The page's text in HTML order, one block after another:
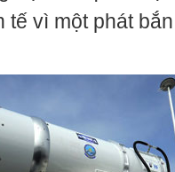
tế vì một phát